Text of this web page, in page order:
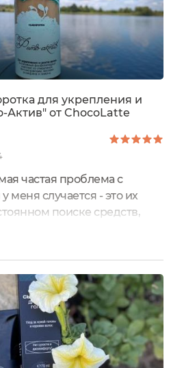
для укрепления и
Актив" от ChocoLatte
частая проблема с
меня случается - это их
поиске средств,
на месте выпавших
и здоровых волос. Уже на
пользуюсь
Актив" для укрепления и
натуральной
Заметный и радующий...